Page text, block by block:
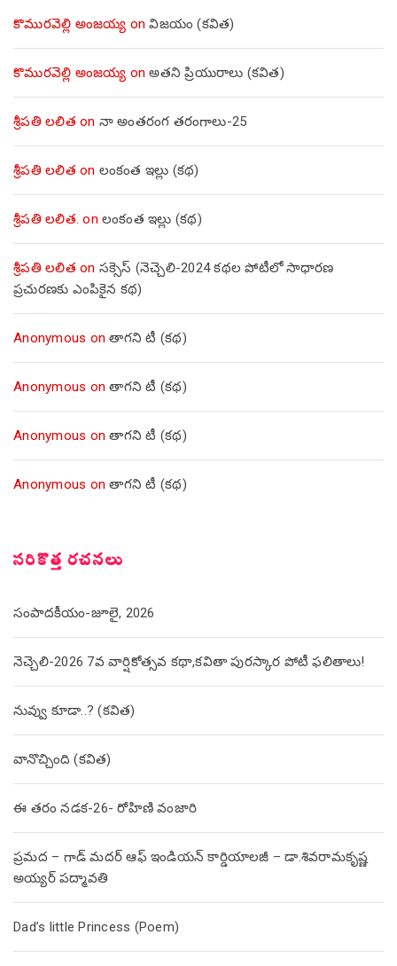
కొమురవెల్లి అంజయ్య onవిజయం (కవిత)
కొమురవెల్లి అంజయ్య onఅతని ప్రియురాలు (కవిత)
శ్రీపతి లలిత on నా అంతరంగ తరంగాలు-25
శ్రీపతి లలిత on లంకంత ఇల్లు (కథ)
శ్రీపతి లలిత. on లంకంత ఇల్లు (కథ)
శ్రీపతి లలిత on సక్సెస్ (నెచ్చెలి-2024 కథల పోటీలో సాధారణ
ప్రచురణకు ఎంపికైన కథ)
Anonymous onతాగని టీ (కథ)
Anonymous onతాగని టీ (కథ)
Anonymous onతాగని టీ (కథ)
Anonymous onతాగని టీ (కథ)
సరికొత్త రచనలు
సంపాదకీయం-జూలై, 2026
నెచ్చెలి-2026 7వ వార్షికోత్సవ కథా,కవితా పురస్కార పోటీ ఫలితాలు!
నువ్వు కూడా..? (కవిత)
వానొచ్చింది (కవిత)
ఈ తరం నడక-26- రోహిణి వంజారి
ప్రమద – గాడ్ మదర్ ఆఫ్ ఇండియన్ కార్డియాలజీ – డా.శివరామకృష్ణ
అయ్యర్ పద్మావతి
Dad’s little Princess (Poem)